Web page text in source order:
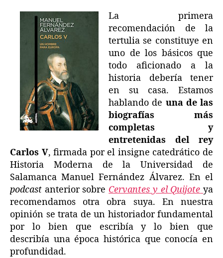
La primera
recomendación de la
tertulia se constituye en
uno de los básicos que
todo aficionado a la
historia debería tener
en su casa. Estamos
hablando de una de las
biografías más
completas y
entretenidas del rey
Carlos V, firmada por el insigne catedrático de
Historia Moderna de la Universidad de
Salamanca Manuel Fernández Álvarez. En el
podcast anterior sobre Cervantes y el Quijote ya
recomendamos otra obra suya. En nuestra
opinión se trata de un historiador fundamental
por lo bien que escribía y lo bien que
describía una época histórica que conocía en
profundidad.